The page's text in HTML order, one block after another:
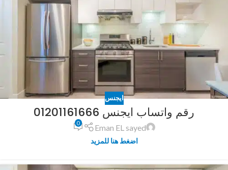
ايجنس
رقم واتساب ايجنس 01201161666
Eman EL sayed
0
اضغط هنا للمزيد